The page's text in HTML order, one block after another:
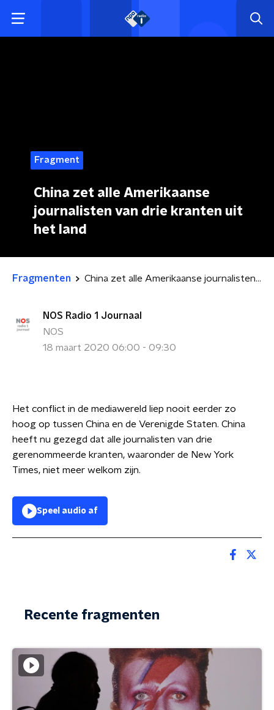
Fragment
China zet alle Amerikaanse
journalisten van drie kranten uit
het land
Fragmenten China zet alle Amerikaanse journalisten van drie kranten uit het land
NOS Radio 1 Journaal
NOS
18 maart 2020 06:00 - 09:30
Het conflict in de mediawereld liep nooit eerder zo
hoog op tussen China en de Verenigde Staten. China
heeft nu gezegd dat alle journalisten van drie
gerenommeerde kranten, waaronder de New York
Times, niet meer welkom zijn.
Speel audio af
Recente fragmenten